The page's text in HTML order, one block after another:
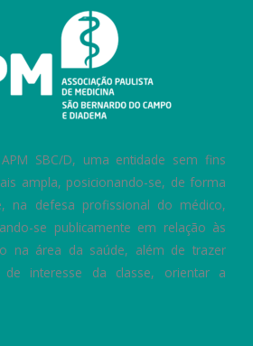
SBC/D, uma entidade sem fins
ampla, posicionando-se, de forma
na defesa profissional do médico,
se publicamente em relação às
na área da saúde, além de trazer
interesse da classe, orientar a